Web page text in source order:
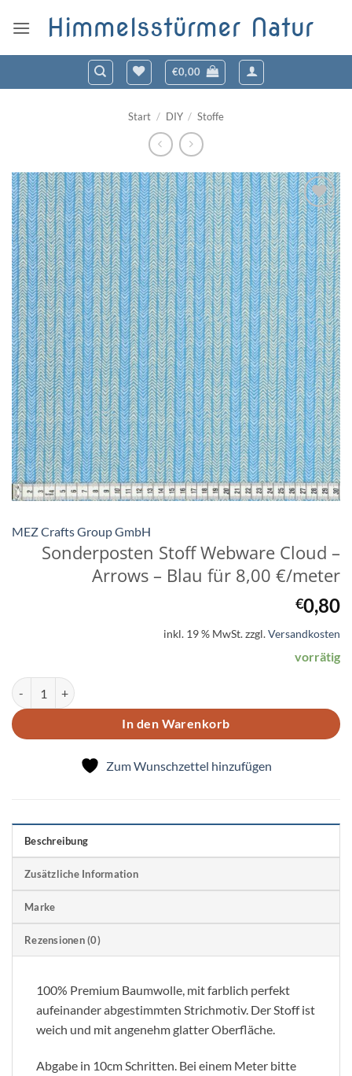
Inhalt
Himmelsstürmer Natur
€0,00
Start / DIY / Stoffe
Zum
Wunschzettel
hinzufügen
MEZ Crafts Group GmbH
Sonderposten Stoff Webware Cloud –
Arrows – Blau für 8,00 €/meter
€0,80
inkl. 19 % MwSt.zzgl.Versandkosten
vorrätig
Sonderposten Stoff Webware Cloud - Arrows - Blau für 8,00 €/meter
In den Warenkorb
Zum Wunschzettel hinzufügen
Beschreibung
Zusätzliche Information
Marke
Rezensionen (0)
100% Premium Baumwolle, mit farblich perfekt
aufeinander abgestimmten Strichmotiv. Der Stoff ist
weich und mit angenehm glatter Oberfläche.
Abgabe in 10cm Schritten. Bei einem Meter bitte